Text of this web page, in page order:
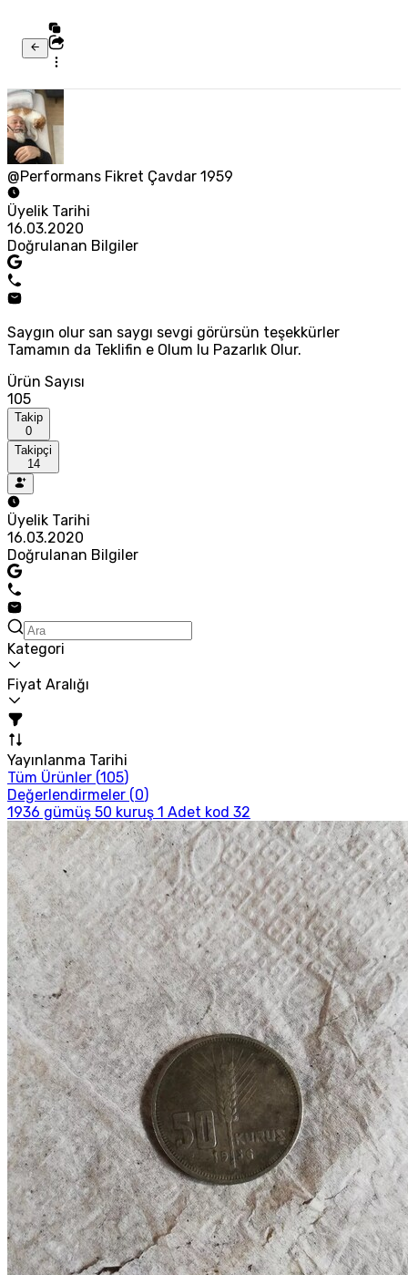
@Performans Fikret Çavdar 1959
Üyelik Tarihi
16.03.2020
Doğrulanan Bilgiler
Saygın olur san saygı sevgi görürsün teşekkürler
Tamamın da Teklifin e Olum lu Pazarlık Olur.
Ürün Sayısı
105
Takip
0
Takipçi
14
Üyelik Tarihi
16.03.2020
Doğrulanan Bilgiler
Kategori
Fiyat Aralığı
Yayınlanma Tarihi
Tüm Ürünler (105)
Değerlendirmeler (0)
1936 gümüş 50 kuruş 1 Adet kod 32